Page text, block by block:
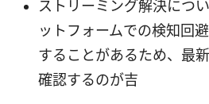
ストリーミング解決につ
ットフォームでの検知回
することがあるため、最
確認するのが吉